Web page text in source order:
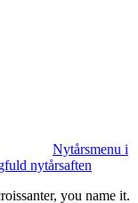
Nytårsmenu i
nytårsaften
you name it.